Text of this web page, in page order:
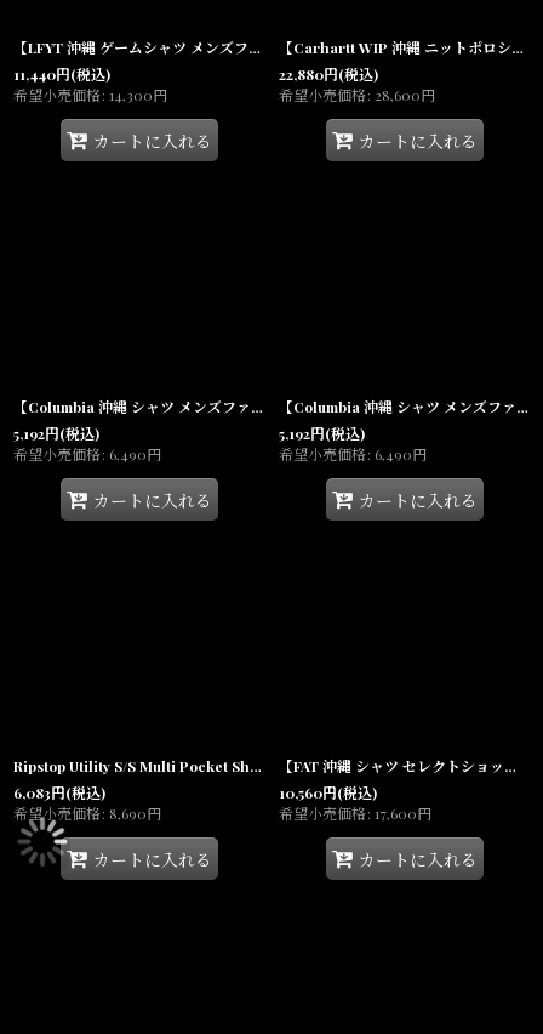
【LFYT 沖縄 ゲームシャツ メンズファッション 通販】Stripe Soccer Jersey Navy ストライプ サッカー ジャージ 半袖 Lafayette
11,440円(税込)
希望小売価格: 14,300円
カートに入れる
【Carhartt WIP 沖縄 ニットポロシャツ セレクトショップ】ARLO Knit Polo L/S Shirt Camo Leo Jacquard レオパード ジャカード コットン 長袖
22,880円(税込)
希望小売価格: 28,600円
カートに入れる
【Columbia 沖縄 シャツ メンズファッション 通販】Bahama TM II S/S Shirt 半袖 Utility Fishing PFG White
5,192円(税込)
希望小売価格: 6,490円
カートに入れる
【Columbia 沖縄 シャツ メンズファッション 通販】Bahama TM II S/S Shirt 半袖 Utility Fishing PFG Bright Nectar
5,192円(税込)
希望小売価格: 6,490円
カートに入れる
Ripstop Utility S/S Multi Pocket Shirts Fishing ユーティリティー フィッシング 半袖 シャツ Olive Green オリーブ グリーン
6,083円(税込)
希望小売価格: 8,690円
カートに入れる
【FAT 沖縄 シャツ セレクトショップ 通販】F.A.T. GRANDEX Nylon S/S Shirts ナイロン半袖 メンズ Orange
10,560円(税込)
希望小売価格: 17,600円
カートに入れる